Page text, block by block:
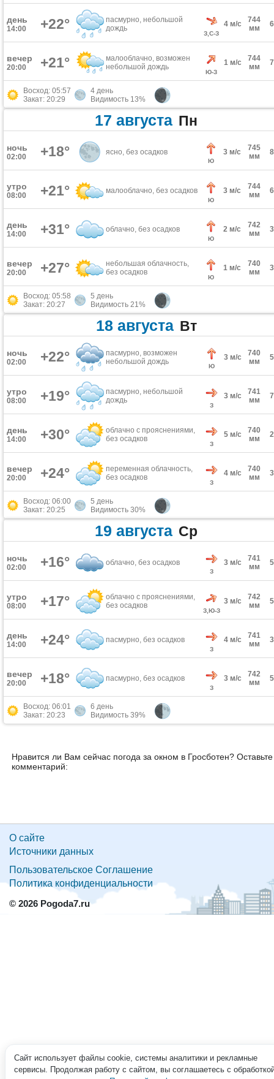
день
14:00 +22°
пасмурно, небольшой
дождь
З,С-З
4 м/с
744
мм
вечер
20:00 +21°
малооблачно, возможен
небольшой дождь
Ю-З
1 м/с
744
мм
Восход: 05:57
Закат: 20:29
4 день
Видимость 13%
17 августа Пн
ночь
02:00 +18° ясно, без осадков
Ю
3 м/с
745
мм
утро
08:00 +21° малооблачно, без осадков
Ю
3 м/с
744
мм
день
14:00 +31° облачно, без осадков
Ю
2 м/с
742
мм
вечер
20:00 +27°
небольшая облачность,
без осадков
Ю
1 м/с
740
мм
Восход: 05:58
Закат: 20:27
5 день
Видимость 21%
18 августа Вт
ночь
02:00 +22°
пасмурно, возможен
небольшой дождь
Ю
3 м/с
740
мм
утро
08:00 +19°
пасмурно, небольшой
дождь
З
3 м/с
741
мм
день
14:00 +30°
облачно с прояснениями,
без осадков
З
5 м/с
740
мм
вечер
20:00 +24°
переменная облачность,
без осадков
З
4 м/с
740
мм
Восход: 06:00
Закат: 20:25
5 день
Видимость 30%
19 августа Ср
ночь
02:00 +16° облачно, без осадков
З
3 м/с
741
мм
утро
08:00 +17°
облачно с прояснениями,
без осадков
З,Ю-З
3 м/с
742
мм
день
14:00 +24° пасмурно, без осадков
З
4 м/с
741
мм
вечер
20:00 +18° пасмурно, без осадков
З
3 м/с
742
мм
Восход: 06:01
Закат: 20:23
6 день
Видимость 39%
Нравится ли Вам сейчас погода за окном в Гросботен? Оставьте
комментарий:
О сайте
Источники данных
Пользовательское Соглашение
Политика конфиденциальности
© 2026 Pogoda7.ru
Сайт использует файлы cookie, системы аналитики и рекламные
сервисы. Продолжая работу с сайтом, вы соглашаетесь с